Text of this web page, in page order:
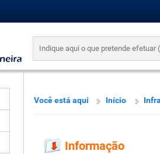
Você está aqui Início
Informação